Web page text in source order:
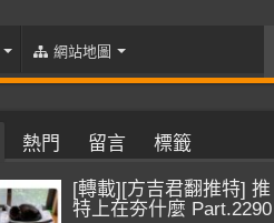
網站地圖
熱門 留言 標籤
[轉載][方吉君翻推特] 推
特上在夯什麼 Part.2290